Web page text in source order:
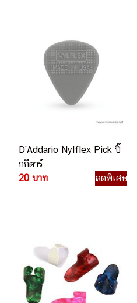
D’Addario Nylflex Pick ปิ๊
กกีตาร์
20 บาท
ลดพิเศษ